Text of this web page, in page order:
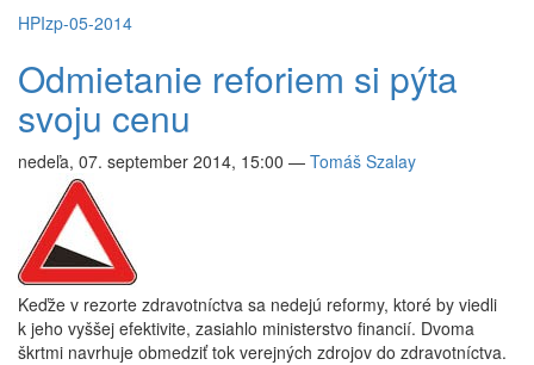
HPIzp-05-2014
Odmietanie reforiem si pýta
svoju cenu
nedeľa, 07. september 2014, 15:00 — Tomáš Szalay
Keďže v rezorte zdravotníctva sa nedejú reformy, ktoré by viedli
k jeho vyššej efektivite, zasiahlo ministerstvo financií. Dvoma
škrtmi navrhuje obmedziť tok verejných zdrojov do zdravotníctva.